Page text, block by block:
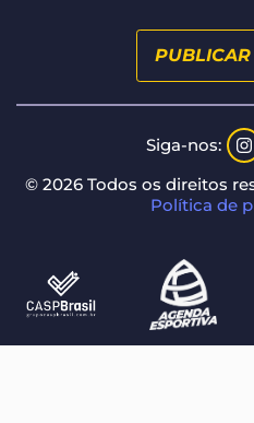
Siga-nos:
© 2026 Todos os direitos
Política de